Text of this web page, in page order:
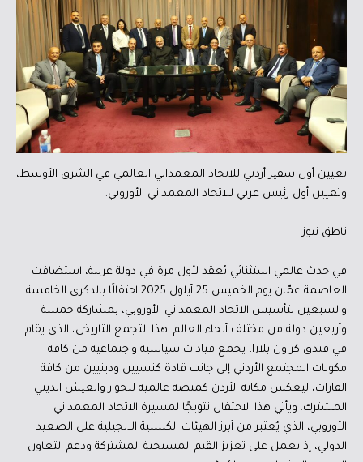
تعيين أول سفير أردني للاتحاد المعمداني العالمي في الشرق الأوسط،
وتعيين أول رئيس عربي للاتحاد المعمداني الأوروبي.
ناطق نيوز
في حدث عالمي استثنائي يُعقد لأول مرة في دولة عربية، استضافت
العاصمة عمّان يوم الخميس 25 أيلول 2025 احتفالًا بالذكرى الخامسة
والسبعين لتأسيس الاتحاد المعمداني الأوروبي، بمشاركة خمسة
وأربعين دولة من مختلف أنحاء العالم. هذا التجمع التاريخي، الذي يقام
في فندق كراون بلازا، يجمع قيادات سياسية واجتماعية من كافة
مكونات المجتمع الأردني إلى جانب قادة كنسيين ودينيين من كافة
القارات، ليعكس مكانة الأردن كمنصة عالمية للحوار والعيش الديني
المشترك. ويأتي هذا الاحتفال تتويجًا لمسيرة الاتحاد المعمداني
الأوروبي، الذي يُعتبر من أبرز الهيئات الكنسية الانجيلية على الصعيد
الدولي، إذ يعمل على تعزيز القيم المسيحية المشتركة ودعم التعاون